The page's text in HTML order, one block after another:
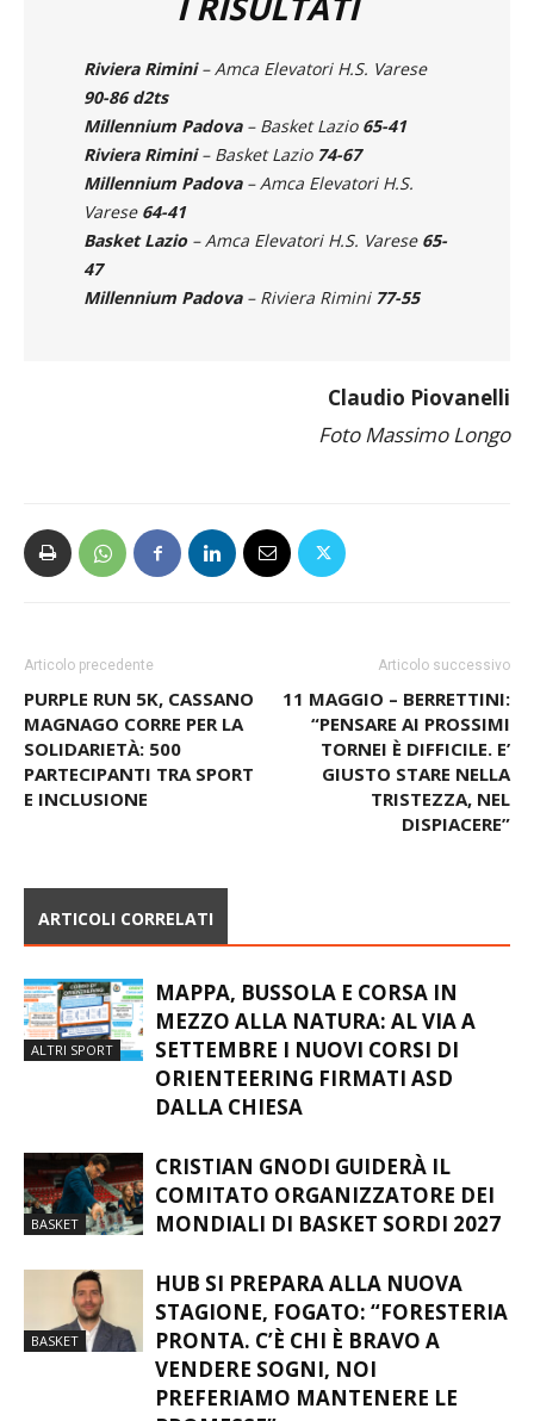
Riviera Rimini– Amca Elevatori H.S. Varese
Millennium Padova– Basket Lazio65-41
Riviera Rimini
Millennium Padova
– Amca Elevatori H.S.
Varese 64-41
Basket Lazio – Amca Elevatori H.S. Varese
47
Millennium Padova– Riviera Rimini77-55
Foto Massimo Longo
PURPLE RUN 5K, CASSANO
MAGNAGO CORRE PER LA
SOLIDARIETÀ: 500
PARTECIPANTI TRA SPORT
E INCLUSIONE
11 MAGGIO – BERRETTINI:
TORNEI È DIFFICILE. E’
GIUSTO STARE NELLA
TRISTEZZA, NEL
DISPIACERE”
ALTRI SPORT
MAPPA, BUSSOLA E CORSA IN
SETTEMBRE I NUOVI CORSI DI
ORIENTEERING FIRMATI ASD
DALLA CHIESA
BASKET
CRISTIAN GNODI GUIDERÀ IL
COMITATO ORGANIZZATORE DEI
MONDIALI DI BASKET SORDI 2027
BASKET
HUB SI PREPARA ALLA NUOVA
PRONTA. C’È CHI È BRAVO A
VENDERE SOGNI, NOI
PREFERIAMO MANTENERE LE
PROMESSE”